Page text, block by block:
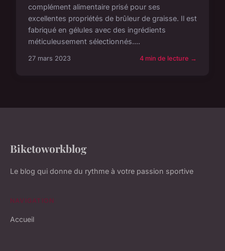
complément alimentaire prisé pour ses
excellentes propriétés de brûleur de graisse. Il est
fabriqué en gélules avec des ingrédients
méticuleusement sélectionnés....
27 mars 2023 4 min de lecture →
Biketoworkblog
Le blog qui donne du rythme à votre passion sportive
NAVIGATION
Accueil